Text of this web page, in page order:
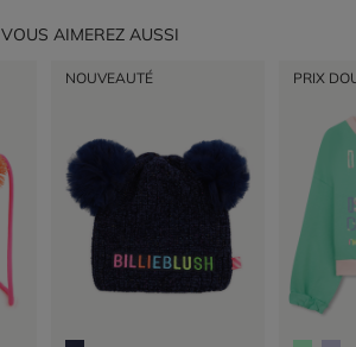
VOUS AIMEREZ AUSSI
NOUVEAUTÉ PRIX